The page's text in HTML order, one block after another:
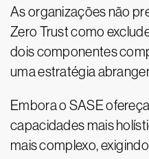
As organizações não
Zero Trust como
dois componentes
uma estratégia
Embora o SASE
capacidades mais
mais complexo,